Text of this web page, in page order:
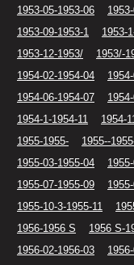
1953-05-1953-06
1953-09-1953-1
1953-
1953-12-1953/
1953/-
1954-02-1954-04
1954-06-1954-07
1954-1-1954-11
1954-
1955-1955-
1955--
1955-03-1955-04
1955-07-1955-09
1955-10-3-1955-11
1956-1956 S
1956 S-
1956-02-1956-03